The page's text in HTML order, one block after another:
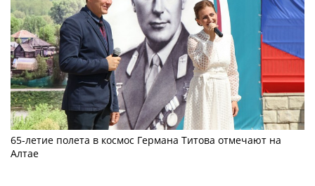
65-летие полета в космос Германа Титова отмечают на
Алтае